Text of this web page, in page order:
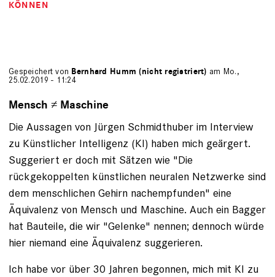
KÖNNEN
Gespeichert von Bernhard Humm (nicht registriert) am Mo.,
25.02.2019 - 11:24
Mensch ≠ Maschine
Die Aussagen von Jürgen Schmidthuber im Interview
zu Künstlicher Intelligenz (KI) haben mich geärgert.
Suggeriert er doch mit Sätzen wie "Die
rückgekoppelten künstlichen neuralen Netzwerke sind
dem menschlichen Gehirn nachempfunden" eine
Äquivalenz von Mensch und Maschine. Auch ein Bagger
hat Bauteile, die wir "Gelenke" nennen; dennoch würde
hier niemand eine Äquivalenz suggerieren.
Ich habe vor über 30 Jahren begonnen, mich mit KI zu